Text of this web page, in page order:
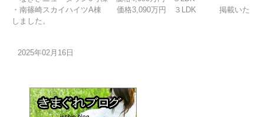
・南篠崎スカイハイツA棟 価格3,090万円 ３LDK 掲載いた
しました。
2025年02月16日